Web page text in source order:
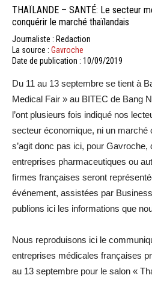
THAÏLANDE – SANTÉ: Le secteur
conquérir le marché thaïlandais
Journaliste : Redaction
La source : Gavroche
Date de publication : 10/09/2019
Du 11 au 13 septembre se tient à
Medical Fair » au BITEC de Bang
l’ont plusieurs fois indiqué nos
secteur économique, ni un marché
s’agit donc pas ici, pour Gavroche,
entreprises pharmaceutiques ou
firmes françaises seront
événement, assistées par
publions ici les informations que
Nous reproduisons ici le
entreprises médicales françaises
au 13 septembre pour le salon «